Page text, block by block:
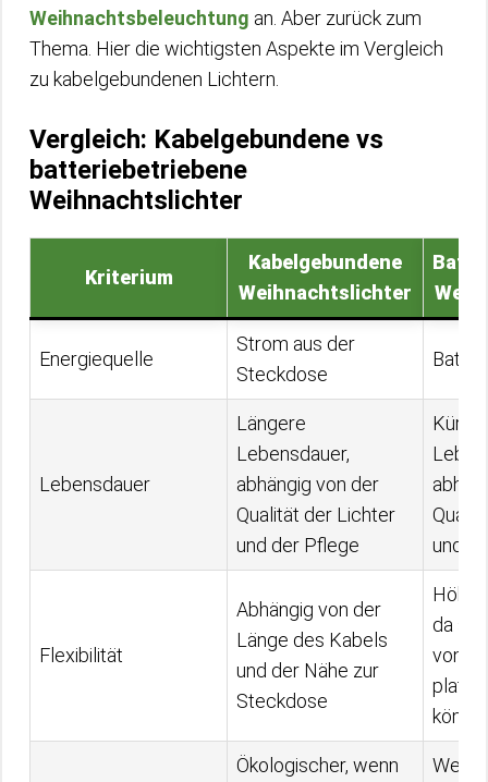
Weihnachtsbeleuchtung an. Aber zurück zum
Thema. Hier die wichtigsten Aspekte im Vergleich
zu kabelgebundenen Lichtern.
Vergleich: Kabelgebundene vs
batteriebetriebene
Weihnachtslichter
Kriterium
Kabelgebundene
Weihnachtslichter
Energiequelle
Strom aus der
Steckdose
Lebensdauer
Längere
Lebensdauer,
abhängig von der
Qualität der Lichter
und der Pflege
und
Flexibilität
Abhängig von der
Länge des Kabels
und der Nähe zur
Steckdose
da sie
von
Ökologischer, wenn